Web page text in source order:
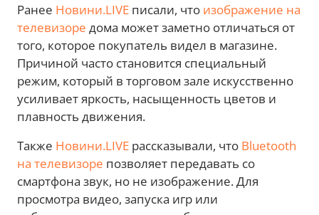
Ранее Новини.LIVE писали, что изображение на
телевизоре дома может заметно отличаться от
того, которое покупатель видел в магазине.
Причиной часто становится специальный
режим, который в торговом зале искусственно
усиливает яркость, насыщенность цветов и
плавность движения.
Также Новини.LIVE рассказывали, что Bluetooth
на телевизоре позволяет передавать со
смартфона звук, но не изображение. Для
просмотра видео, запуска игр или